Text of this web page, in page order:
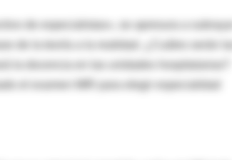
de especialistas», se apresura a subrayar
de la teoría a la realidad. ¿Cuáles serán las
el examen MIR para elegir especialidad